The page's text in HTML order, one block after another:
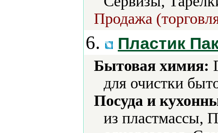
Продажа
6. Пластик
Бытовая химия:
для очистки
Посуда и
из пластмассы,